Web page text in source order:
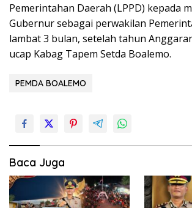
Pemerintahan Daerah (LPPD) kepada
Gubernur sebagai perwakilan
lambat 3 bulan, setelah tahun
ucap Kabag Tapem Setda Boalemo.
PEMDA BOALEMO
Baca Juga